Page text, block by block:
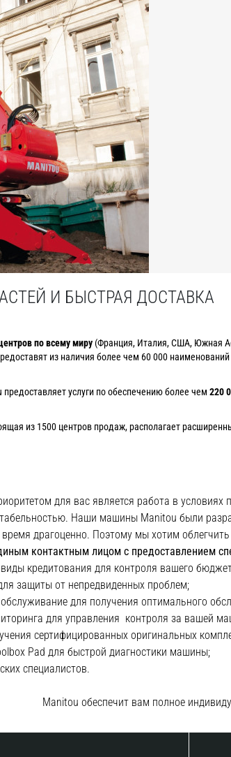
И БЫСТРАЯ ДОСТАВКА
по всему миру(Франция, Италия, США, Южная
из наличия более чем 60 000
услуги по обеспечению более чем 220
из 1500 центров продаж, располагает
для вас является работа в
Наши машины Manitou были
драгоценно. Поэтому мы хотим
контактным лицом с предоставлением
кредитования для контроля вашего
защиты от непредвиденных проблем;
обслуживание для получения оптимального
для управления контроля за вашей
сертифицированных оригинальных
Pad для быстрой диагностики машины;
специалистов.
Manitou обеспечит вам полное